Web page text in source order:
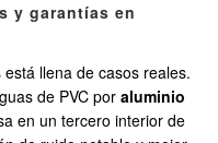
y garantías en
llena de casos reales.
de PVC por aluminio
en un tercero interior de